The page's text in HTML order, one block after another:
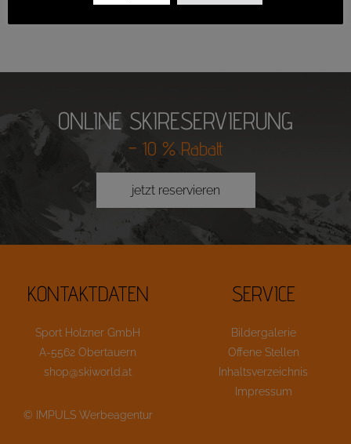
ONLINE SKIRESERVIERUNG
– 10 % Rabatt
jetzt reservieren
KONTAKTDATEN
Sport Holzner GmbH
A-5562 Obertauern
shop@skiworld.at
© IMPULS Werbeagentur
SERVICE
Bildergalerie
Offene Stellen
Inhaltsverzeichnis
Impressum